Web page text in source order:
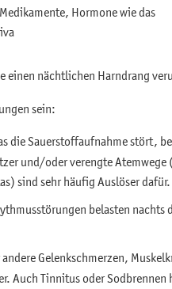
Hormone wie das
einen nächtlichen Harndrang
sein:
die Sauerstoffaufnahme stört,
und/oder verengte
sind sehr häufig Auslöser dafür.
belasten nachts
Gelenkschmerzen,
Auch Tinnitus oder Sodbrennen